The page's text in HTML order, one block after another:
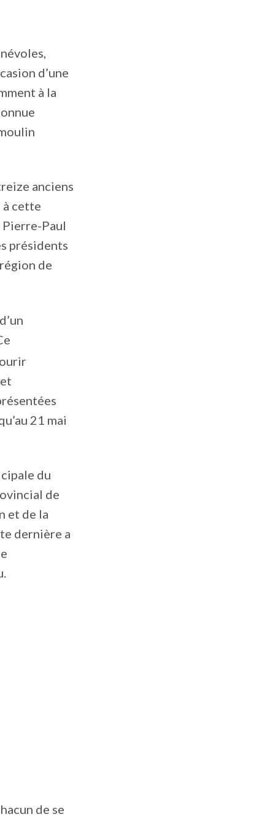
d’une
à la
anciens
cette
Pierre-Paul
présidents
de
21 mai
du
de
et de la
dernière a
de se